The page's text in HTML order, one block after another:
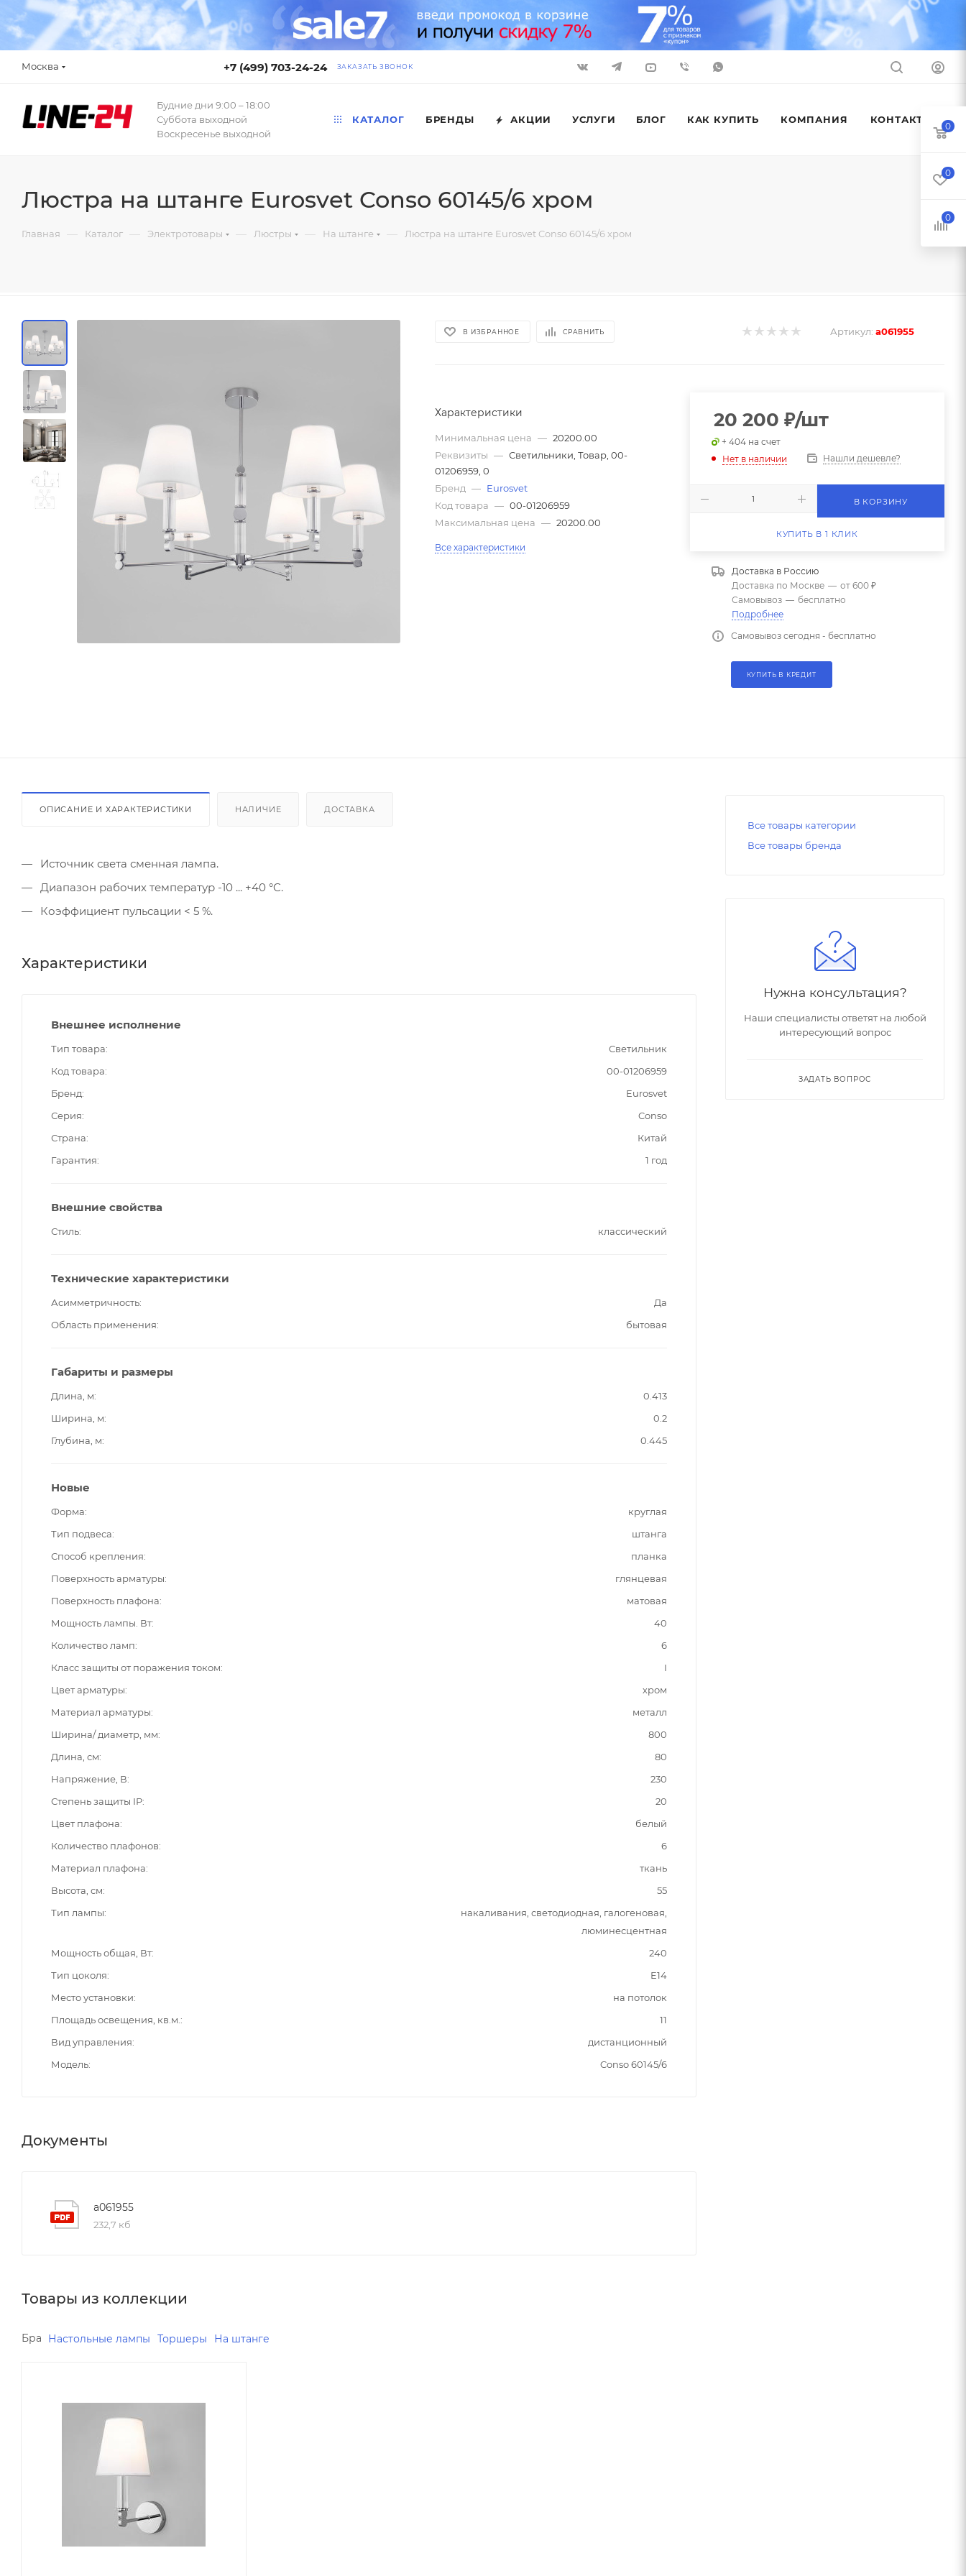
Москва +7 (499) 703-24-24 ЗАКАЗАТЬ ЗВОНОК
Будние дни 9:00 – 18:00
Суббота выходной
Воскресенье выходной
КАТАЛОГ БРЕНДЫ АКЦИИ УСЛУГИ БЛОГ КАК КУПИТЬ КОМПАНИЯ КОНТАКТЫ
Люстра на штанге Eurosvet Conso 60145/6 хром
Главная — Каталог — Электротовары — Люстры — На штанге — Люстра на штанге Eurosvet Conso 60145/6 хром
В ИЗБРАННОЕ СРАВНИТЬ Артикул: a061955
Характеристики
Минимальная цена — 20200.00
Реквизиты — Светильники, Товар, 00-
01206959, 0
Бренд — Eurosvet
Код товара — 00-01206959
Максимальная цена — 20200.00
Все характеристики
20 200 ₽/шт
+ 404 на счет
Нет в наличии
Нашли дешевле?
В КОРЗИНУ
КУПИТЬ В 1 КЛИК
Доставка в Россию
Доставка по Москве — от 600 ₽
Самовывоз — бесплатно
Подробнее
Самовывоз сегодня - бесплатно
КУПИТЬ В КРЕДИТ
ОПИСАНИЕ И ХАРАКТЕРИСТИКИ НАЛИЧИЕ ДОСТАВКА
Источник света сменная лампа.
Диапазон рабочих температур -10 ... +40 °C.
Коэффициент пульсации < 5 %.
Характеристики
Внешнее исполнение
Тип товара
Светильник
Код товара
00-01206959
Бренд
Eurosvet
Серия
Conso
Страна
Китай
Гарантия
1 год
Внешние свойства
Стиль классический
Технические характеристики
Асимметричность
Да
Область применения
бытовая
Габариты и размеры
Длина, м
0.413
Ширина, м
0.2
Глубина, м
0.445
Новые
Форма
круглая
Тип подвеса
штанга
Способ крепления
планка
Поверхность арматуры
глянцевая
Поверхность плафона
матовая
Мощность лампы. Вт
40
Количество ламп
6
Класс защиты от поражения током
I
Цвет арматуры
хром
Материал арматуры
металл
Ширина/ диаметр, мм
800
Длина, см
80
Напряжение, В
230
Степень защиты IP
20
Цвет плафона
белый
Количество плафонов
6
Материал плафона
ткань
Высота, см
55
Тип лампы
накаливания, светодиодная, галогеновая,
люминесцентная
Мощность общая, Вт
240
Тип цоколя
E14
Место установки
на потолок
Площадь освещения, кв.м.
11
Вид управления
дистанционный
Модель
Conso 60145/6
Документы
a061955
232,7 кб
Товары из коллекции
Бра Настольные лампы Торшеры На штанге
4130.00
Светильники, Товар, 00-
Максимальная цена
Все товары категории
Все товары бренда
Нужна консультация?
Наши специалисты ответят на любой
интересующий вопрос
ЗАДАТЬ ВОПРОС
0
0
0